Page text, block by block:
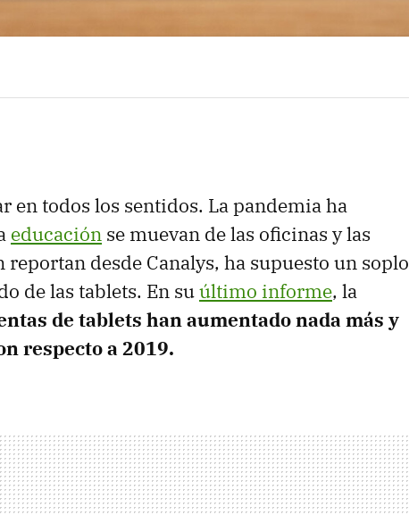
en todos los sentidos. La pandemia ha
educación se muevan de las oficinas y las
reportan desde Canalys, ha supuesto un soplo
de las tablets. En suúltimo informe, la
de tablets han aumentado nada más y
respecto a 2019.